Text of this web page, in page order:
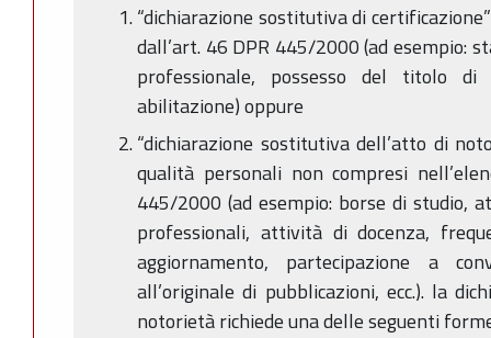
“dichiarazione sostitutiva di
dall’art. 46 DPR 445/2000 (ad esempio:
professionale, possesso del titolo di
abilitazione) oppure
“dichiarazione sostitutiva dell’atto di
qualità personali non compresi
445/2000 (ad esempio: borse di studio,
professionali, attività di docenza,
aggiornamento, partecipazione a
all’originale di pubblicazioni, ecc.). la
notorietà richiede una delle seguenti